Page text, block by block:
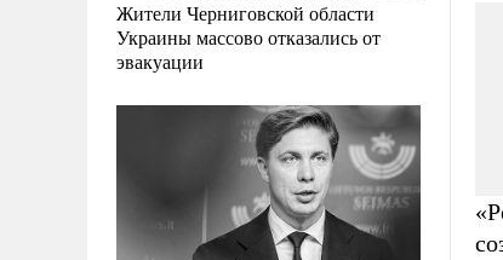
Жители Черниговской области
Украины массово отказались от
эвакуации